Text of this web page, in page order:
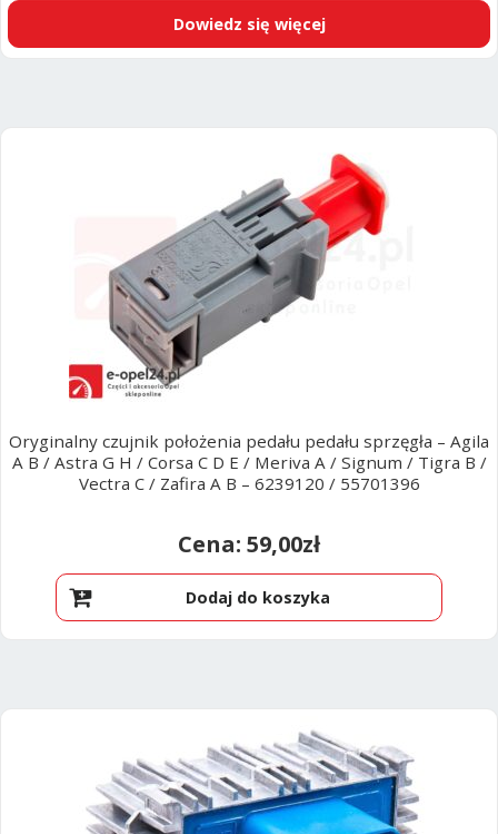
Dowiedz się więcej
Oryginalny czujnik położenia pedału pedału sprzęgła – Agila
A B / Astra G H / Corsa C D E / Meriva A / Signum / Tigra B /
Vectra C / Zafira A B – 6239120 / 55701396
59,00zł
Dodaj do koszyka